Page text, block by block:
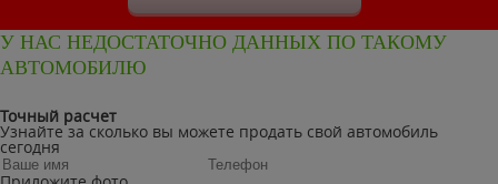
У НАС НЕДОСТАТОЧНО ДАННЫХ ПО ТАКОМУ
АВТОМОБИЛЮ
Точный расчет
Узнайте за сколько вы можете продать свой автомобиль
сегодня